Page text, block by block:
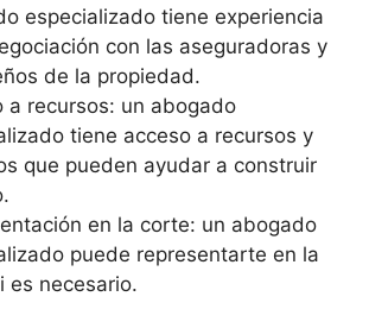
especializado tiene experiencia
con las aseguradoras y
de la propiedad.
a recursos: un abogado
tiene acceso a recursos y
que pueden ayudar a construir
en la corte: un abogado
puede representarte en la
es necesario.